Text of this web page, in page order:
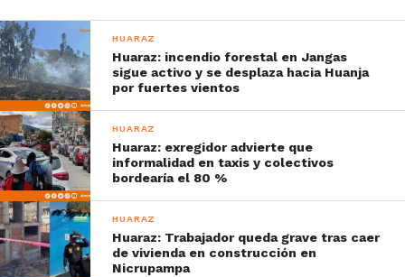
HUARAZ
Huaraz: incendio forestal en Jangas
sigue activo y se desplaza hacia Huanja
por fuertes vientos
HUARAZ
Huaraz: exregidor advierte que
informalidad en taxis y colectivos
bordearía el 80 %
HUARAZ
Huaraz: Trabajador queda grave tras caer
de vivienda en construcción en
Nicrupampa